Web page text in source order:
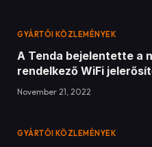
GYÁRTÓI KÖZLEMÉNYEK
A Tenda bejelentette a
rendelkező WiFi
November 21, 2022
GYÁRTÓI KÖZLEMÉNYEK